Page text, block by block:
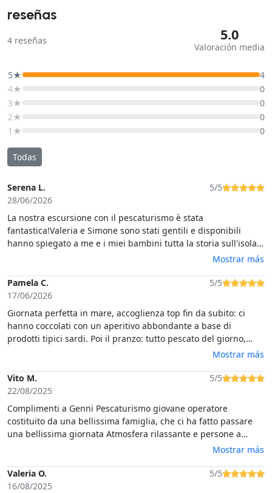
reseñas
4 reseñas 5.0
Valoración media
5★
4
4★
0
3★
0
2★
0
1★
0
Todas
Serena L.
28/06/2026
5/5
La nostra escursione con il pescaturismo è stata
fantastica!Valeria e Simone sono stati gentili e disponibili
hanno spiegato a me e i miei bambini tutta la storia sull'isola
dell'Asinara e i suoi aneddoti, dopo aver tirato su le nasse con
sardo favoloso,una pasta con il granchio deliziosa , disponibili
e gentili anche prima dell'imbarco per tutto.Abbiamo passato
❤️
Mostrar más
Pamela C.
17/06/2026
5/5
Giornata perfetta in mare, accoglienza top fin da subito: ci
hanno coccolati con un aperitivo abbondante a base di
prodotti tipici sardi. Poi il pranzo: tutto pescato del giorno,
cucinato al momento sulla barca. Che bontà. E non è finita lì:
tempo. Il clou? Le soste in calette pazzesche che solo chi va
per mare conosce. Acqua cristallina, bagni mozzafiato e
Mostrar más
Vito M.
22/08/2025
5/5
Complimenti a Genni Pescaturismo giovane operatore
costituito da una bellissima famiglia, che ci ha fatto passare
una bellissima giornata Atmosfera rilassante e persone a
modo ed educatissime.Consigliato invece delle solite barche a
Mostrar más
Valeria O.
16/08/2025
5/5